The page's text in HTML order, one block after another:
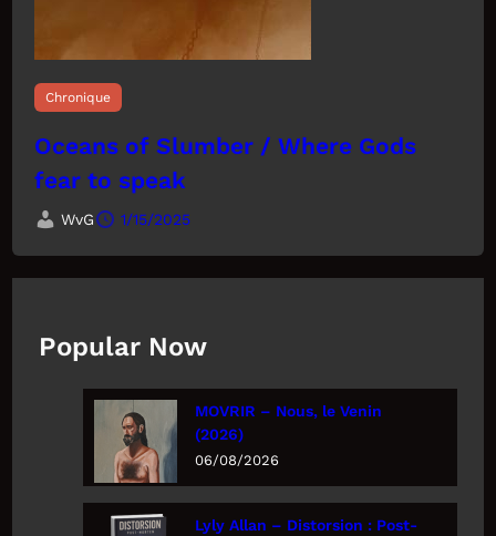
Chronique
Oceans of Slumber / Where Gods
fear to speak
WvG 1/15/2025
Popular Now
MOVRIR – Nous, le Venin
(2026)
06/08/2026
Lyly Allan – Distorsion : Post-